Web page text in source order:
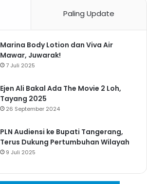
Paling Update
Marina Body Lotion dan Viva Air
Mawar, Juwarak!
7 Juli 2025
Ejen Ali Bakal Ada The Movie 2 Loh,
Tayang 2025
26 September 2024
PLN Audiensi ke Bupati Tangerang,
Terus Dukung Pertumbuhan Wilayah
9 Juli 2025